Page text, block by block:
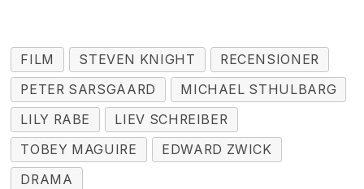
FILM STEVEN KNIGHT
RECENSIONER
PETER SARSGAARD
MICHAEL STHULBARG
LILY RABE
LIEV SCHREIBER
TOBEY MAGUIRE
EDWARD ZWICK
DRAMA